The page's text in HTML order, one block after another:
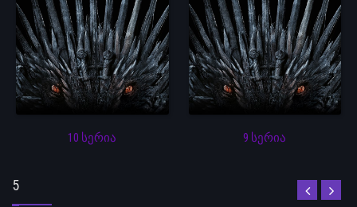
10 სერია 9 სერია
5